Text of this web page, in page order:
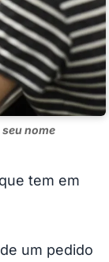
nome
tem em
um pedido